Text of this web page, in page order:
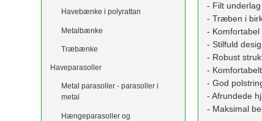
Havebænke i polyrattan
Metalbænke
Træbænke
Haveparasoller
Metal parasoller - parasoller i
metal
Hængeparasoller og
- Filt
- Træben i
-
- Stilfuld
- Robust
-
- God
- Afrundede
- Maksimal